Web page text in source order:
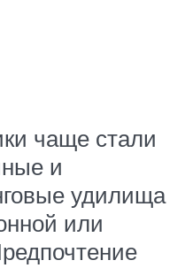
чаще стали
и
удилища
или